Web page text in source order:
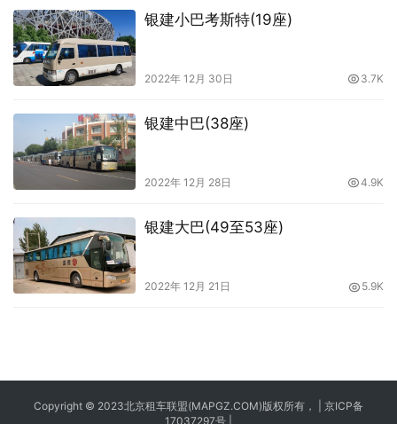
银建小巴考斯特(19座)
2022年 12月 30日 3.7K
银建中巴(38座)
2022年 12月 28日 4.9K
银建大巴(49至53座)
2022年 12月 21日 5.9K
Copyright © 2023北京租车联盟(MAPGZ.COM)版权所有， | 京ICP备
17037297号